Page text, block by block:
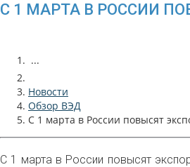
С 1 МАРТА В РОССИИ
...
Новости
Обзор ВЭД
С 1 марта в России повысят
С 1 марта в России повысят